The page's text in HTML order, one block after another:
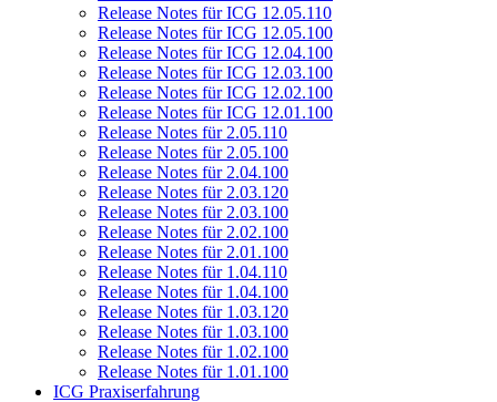
Release Notes für ICG 12.05.110
Release Notes für ICG 12.05.100
Release Notes für ICG 12.04.100
Release Notes für ICG 12.03.100
Release Notes für ICG 12.02.100
Release Notes für ICG 12.01.100
Release Notes für 2.05.110
Release Notes für 2.05.100
Release Notes für 2.04.100
Release Notes für 2.03.120
Release Notes für 2.03.100
Release Notes für 2.02.100
Release Notes für 2.01.100
Release Notes für 1.04.110
Release Notes für 1.04.100
Release Notes für 1.03.120
Release Notes für 1.03.100
Release Notes für 1.02.100
Release Notes für 1.01.100
ICG Praxiserfahrung